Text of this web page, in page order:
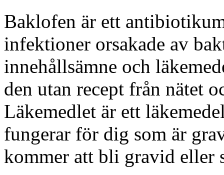
Baklofen är ett
infektioner orsakade av
innehållsämne och
den utan recept från nätet
Läkemedlet är ett
fungerar för dig som är
kommer att bli gravid eller